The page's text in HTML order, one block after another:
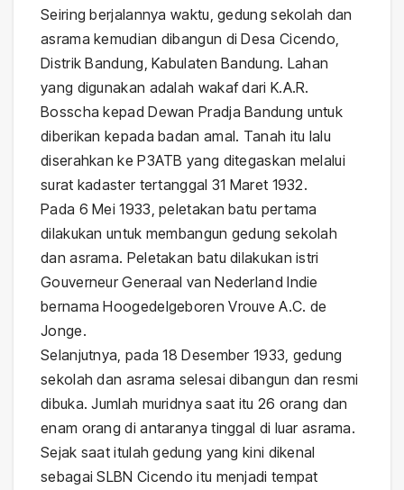
Seiring berjalannya waktu, gedung sekolah dan
asrama kemudian dibangun di Desa Cicendo,
Distrik Bandung, Kabulaten Bandung. Lahan
yang digunakan adalah wakaf dari K.A.R.
Bosscha kepad Dewan Pradja Bandung untuk
diberikan kepada badan amal. Tanah itu lalu
diserahkan ke P3ATB yang ditegaskan melalui
surat kadaster tertanggal 31 Maret 1932.
Pada 6 Mei 1933, peletakan batu pertama
dilakukan untuk membangun gedung sekolah
dan asrama. Peletakan batu dilakukan istri
Gouverneur Generaal van Nederland Indie
bernama Hoogedelgeboren Vrouve A.C. de
Jonge.
Selanjutnya, pada 18 Desember 1933, gedung
sekolah dan asrama selesai dibangun dan resmi
dibuka. Jumlah muridnya saat itu 26 orang dan
enam orang di antaranya tinggal di luar asrama.
Sejak saat itulah gedung yang kini dikenal
sebagai SLBN Cicendo itu menjadi tempat